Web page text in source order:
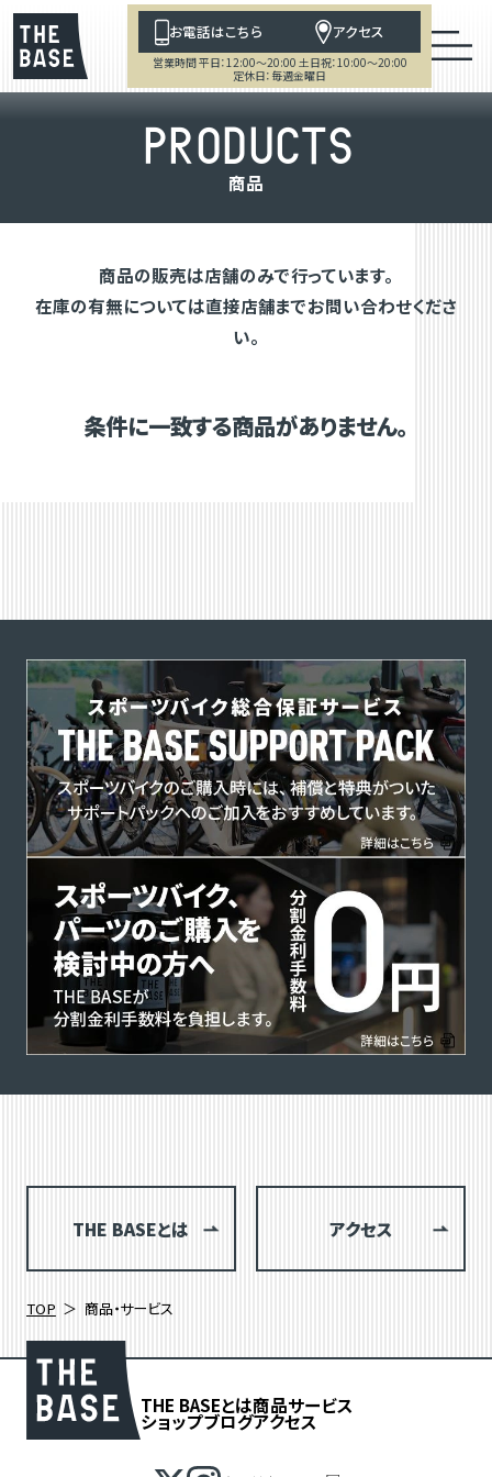
お電話はこちら アクセス
営業時間 平日：12:00～20:00 土日祝：10:00～20:00
定休日：毎週金曜日
PRODUCTS
商品
商品の販売は店舗のみで行っています。
在庫の有無については直接店舗までお問い合わせくださ
い。
条件に一致する商品がありません。
THE BASEとは アクセス
TOP 商品・サービス
THE BASEとは商品サービス
ショップブログアクセス